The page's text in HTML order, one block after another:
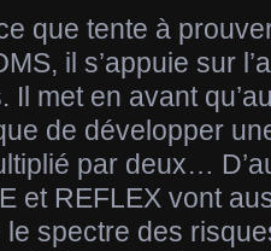
que tente à
il s’appuie sur
Il met en avant
de développer
par deux…
et REFLEX vont
le spectre des